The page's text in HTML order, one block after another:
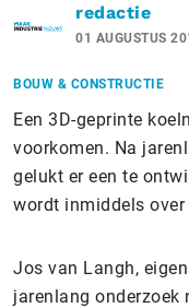
redactie
01 AUGUSTUS
BOUW & CONSTRUCTIE
Een 3D-geprinte
voorkomen. Na
gelukt er een te
wordt inmiddels over
Jos van Langh,
jarenlang